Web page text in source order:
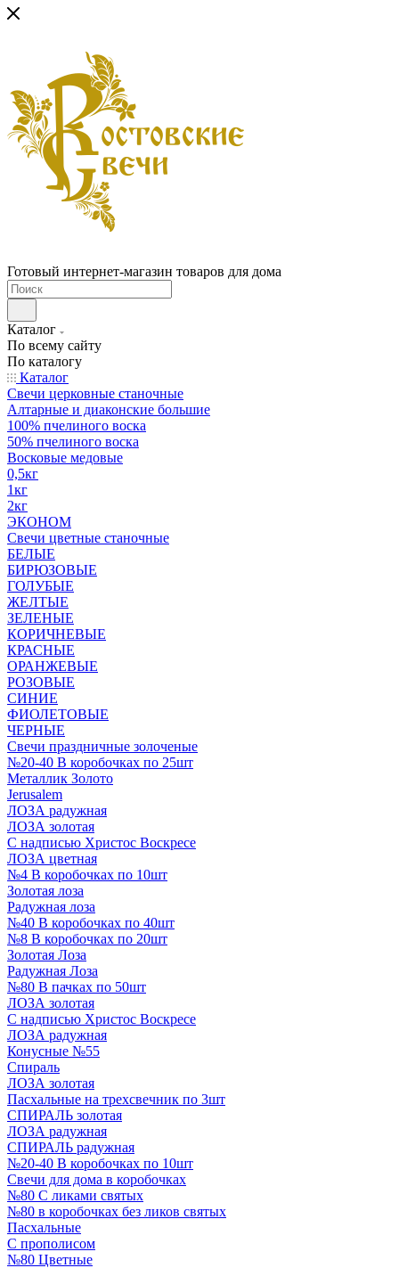
Готовый интернет-магазин товаров для дома
Каталог
По всему сайту
По каталогу
Каталог
Свечи церковные станочные
Алтарные и диаконские большие
100% пчелиного воска
50% пчелиного воска
Восковые медовые
0,5кг
1кг
2кг
ЭКОНОМ
Свечи цветные станочные
БЕЛЫЕ
БИРЮЗОВЫЕ
ГОЛУБЫЕ
ЖЕЛТЫЕ
ЗЕЛЕНЫЕ
КОРИЧНЕВЫЕ
КРАСНЫЕ
ОРАНЖЕВЫЕ
РОЗОВЫЕ
СИНИЕ
ФИОЛЕТОВЫЕ
ЧЕРНЫЕ
Свечи праздничные золоченые
№20-40 В коробочках по 25шт
Металлик Золото
Jerusalem
ЛОЗА радужная
ЛОЗА золотая
С надписью Христос Воскресе
ЛОЗА цветная
№4 В коробочках по 10шт
Золотая лоза
Радужная лоза
№40 В коробочках по 40шт
№8 В коробочках по 20шт
Золотая Лоза
Радужная Лоза
№80 В пачках по 50шт
ЛОЗА золотая
С надписью Христос Воскресе
ЛОЗА радужная
Конусные №55
Спираль
ЛОЗА золотая
Пасхальные на трехсвечник по 3шт
СПИРАЛЬ золотая
ЛОЗА радужная
СПИРАЛЬ радужная
№20-40 В коробочках по 10шт
Свечи для дома в коробочках
№80 С ликами святых
№80 в коробочках без ликов святых
Пасхальные
С прополисом
№80 Цветные